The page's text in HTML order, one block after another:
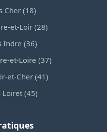
Cher (18)
et-Loir (28)
Indre (36)
et-Loire (37)
et-Cher (41)
Loiret (45)